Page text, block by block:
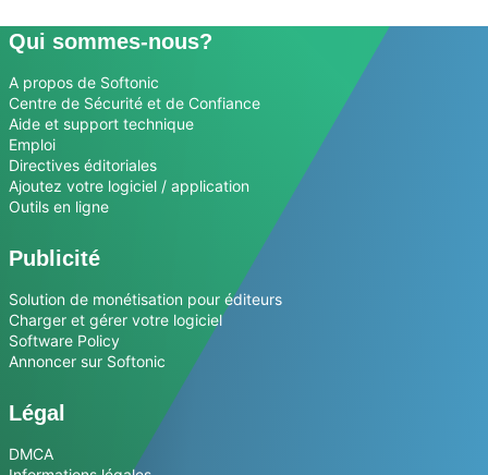
Qui sommes-nous?
A propos de Softonic
Centre de Sécurité et de Confiance
Aide et support technique
Emploi
Directives éditoriales
Ajoutez votre logiciel / application
Outils en ligne
Publicité
Solution de monétisation pour éditeurs
Charger et gérer votre logiciel
Software Policy
Annoncer sur Softonic
Légal
DMCA